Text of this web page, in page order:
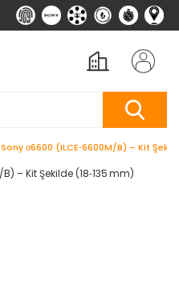
Sony α6600 (ILCE‑6600M/B) – Kit